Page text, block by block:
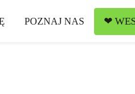
POZNAJ NAS ❤